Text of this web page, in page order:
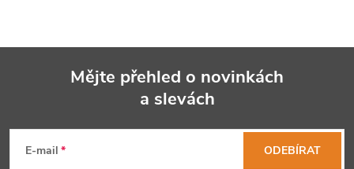
y
Mějte přehled o novinkách
a slevách
E-mail ODEBÍRAT